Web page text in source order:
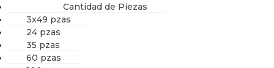
Cantidad de Piezas
3x49 pzas
24 pzas
35 pzas
60 pzas